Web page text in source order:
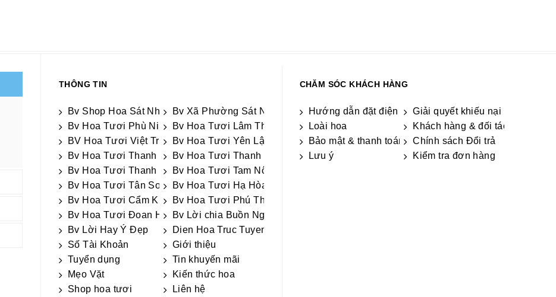
THÔNG TIN
Bv Shop Hoa Sát Nhập
Bv Xã Phường Sát Nhập
Bv Hoa Tươi Phù Ninh
Bv Hoa Tươi Lâm Thao
BV Hoa Tươi Việt Trì
Bv Hoa Tươi Yên Lập
Bv Hoa Tươi Thanh ThủyBv Hoa Tươi Thanh Sơn
Bv Hoa Tươi Thanh Ba
Bv Hoa Tươi Tam Nông
Bv Hoa Tươi Tân Sơn
Bv Hoa Tươi Hạ Hòa
Bv Hoa Tươi Cẩm Khê
Bv Hoa Tươi Phú Thọ
Bv Hoa Tươi Đoan HùngBv Lời chia Buồn Ngắn gọn
Bv Lời Hay Ý Đẹp
Dien Hoa Truc Tuyen
Số Tài Khoản
Giới thiệu
Tuyển dụng
Tin khuyến mãi
Mẹo Vặt
Kiến thức hoa
Shop hoa tươi
Liên hệ
CHĂM SÓC KHÁCH HÀNG
Hướng dẫn đặt điện hoaGiải quyết khiếu nại & hỏi đáp
Loài hoa
Khách hàng & đối tác
Bảo mật & thanh toán
Chính sách Đổi trả
Lưu ý
Kiểm tra đơn hàng